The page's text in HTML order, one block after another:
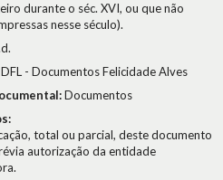
durante o séc. XVI, ou que não
nesse século).
DFL - Documentos Felicidade Alves
Documentos
total ou parcial, deste documento
autorização da entidade